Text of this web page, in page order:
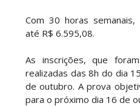
Com 30 horas
até R$ 6.595,08.
As inscrições, que
realizadas das 8h do dia
de outubro. A prova
para o próximo dia 16 de